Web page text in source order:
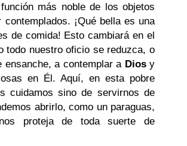
más noble de los objetos
¡Qué bella es una
de comida! Esto cambiará en el
todo nuestro oficio se reduzca, o
ensanche, a contemplar a Diosy
en Él. Aquí, en esta pobre
cuidamos sino de servirnos de
abrirlo, como un paraguas,
proteja de toda suerte de